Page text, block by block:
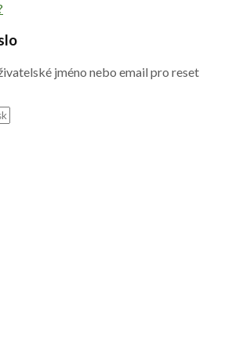
jméno nebo email pro reset